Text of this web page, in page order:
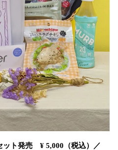
ット発売 ¥ 5,000（税込）／